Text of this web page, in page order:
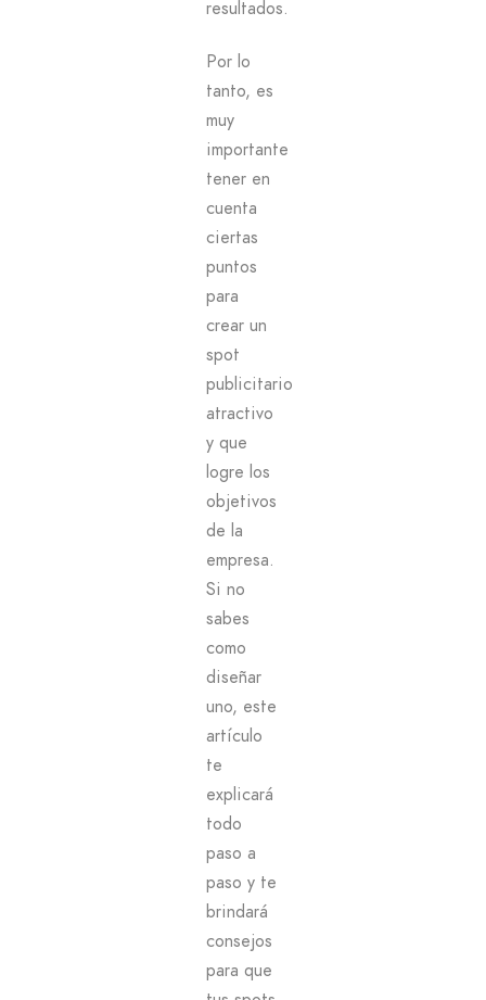
resultados.
Por lo
tanto, es
muy
importante
tener en
cuenta
ciertas
puntos
para
crear un
spot
publicitario
atractivo
y que
logre los
objetivos
de la
empresa.
Si no
sabes
como
diseñar
uno, este
artículo
te
explicará
todo
paso a
paso y te
brindará
consejos
para que